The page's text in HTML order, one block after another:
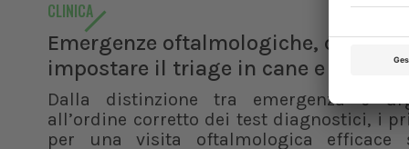
CLINICA
Emergenze oftalmologiche, come
impostare il triage in cane e gatto
Dalla distinzione tra emergenza e
all’ordine corretto dei test diagnostici, i
per una visita oftalmologica efficace